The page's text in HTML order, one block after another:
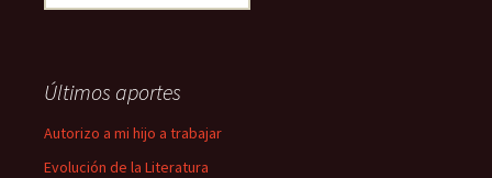
Últimos aportes
Autorizo a mi hijo a trabajar
Evolución de la Literatura